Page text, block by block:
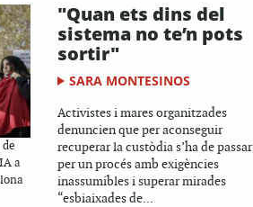
a
"Quan ets dins del
sistema no te’n pots
sortir"
SARA MONTESINOS
Activistes i mares organitzades
denuncien que per aconseguir
recuperar la custòdia s’ha de passar
per un procés amb exigències
inassumibles i superar mirades
“esbiaixades de...